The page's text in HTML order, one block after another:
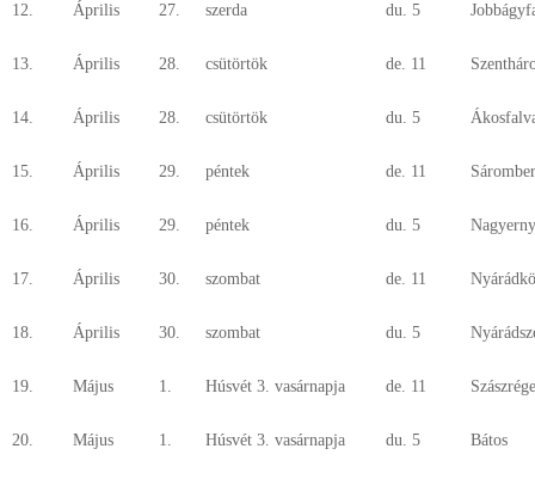
12. Április 27. szerda du. 5
13. Április 28. csütörtök de. 11
14. Április 28. csütörtök du. 5
15. Április 29. péntek de. 11
16. Április 29. péntek du. 5
17. Április 30. szombat de. 11
18. Április 30. szombat du. 5
19. Május 1. Húsvét 3. vasárnapja de. 11
20. Május 1. Húsvét 3. vasárnapja du. 5 Bátos